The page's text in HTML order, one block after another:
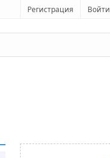
Регистрация Войти